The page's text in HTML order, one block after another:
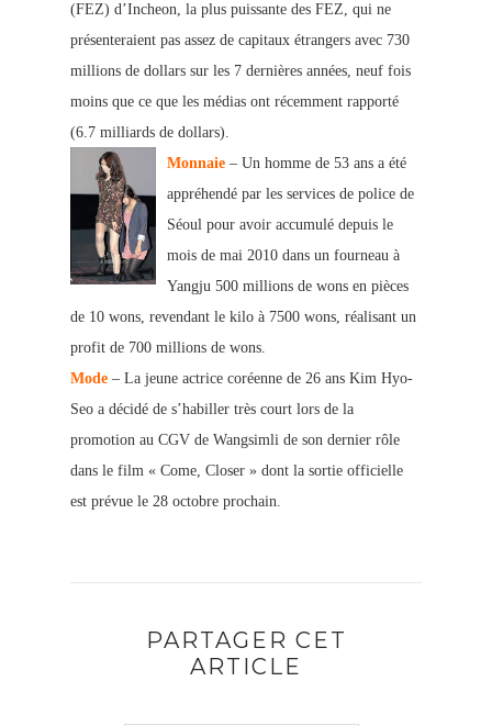
(FEZ) d’Incheon, la plus puissante des FEZ, qui ne
présenteraient pas assez de capitaux étrangers avec 730
millions de dollars sur les 7 dernières années, neuf fois
moins que ce que les médias ont récemment rapporté
(6.7 milliards de dollars).
Monnaie – Un homme de 53 ans a été
appréhendé par les services de police de
Séoul pour avoir accumulé depuis le
mois de mai 2010 dans un fourneau à
Yangju 500 millions de wons en pièces
de 10 wons, revendant le kilo à 7500 wons, réalisant un
profit de 700 millions de wons.
Mode – La jeune actrice coréenne de 26 ans Kim Hyo-
Seo a décidé de s’habiller très court lors de la
promotion au CGV de Wangsimli de son dernier rôle
dans le film « Come, Closer » dont la sortie officielle
est prévue le 28 octobre prochain.
PARTAGER CET
ARTICLE